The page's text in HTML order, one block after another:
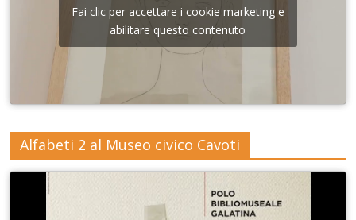
Fai clic per accettare i cookie marketing e
abilitare questo contenuto
Alfabeti 2 al Museo civico Cavoti